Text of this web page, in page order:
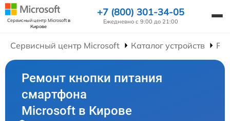
Сервисный центр Microsoftв
Кирове
+7 (800) 301-34-05
Ежедневно с 9:00 до 21:00
Сервисный центр Microsoft Каталог устройств
Ремонт кнопки питания
смартфона
Microsoft в Кирове